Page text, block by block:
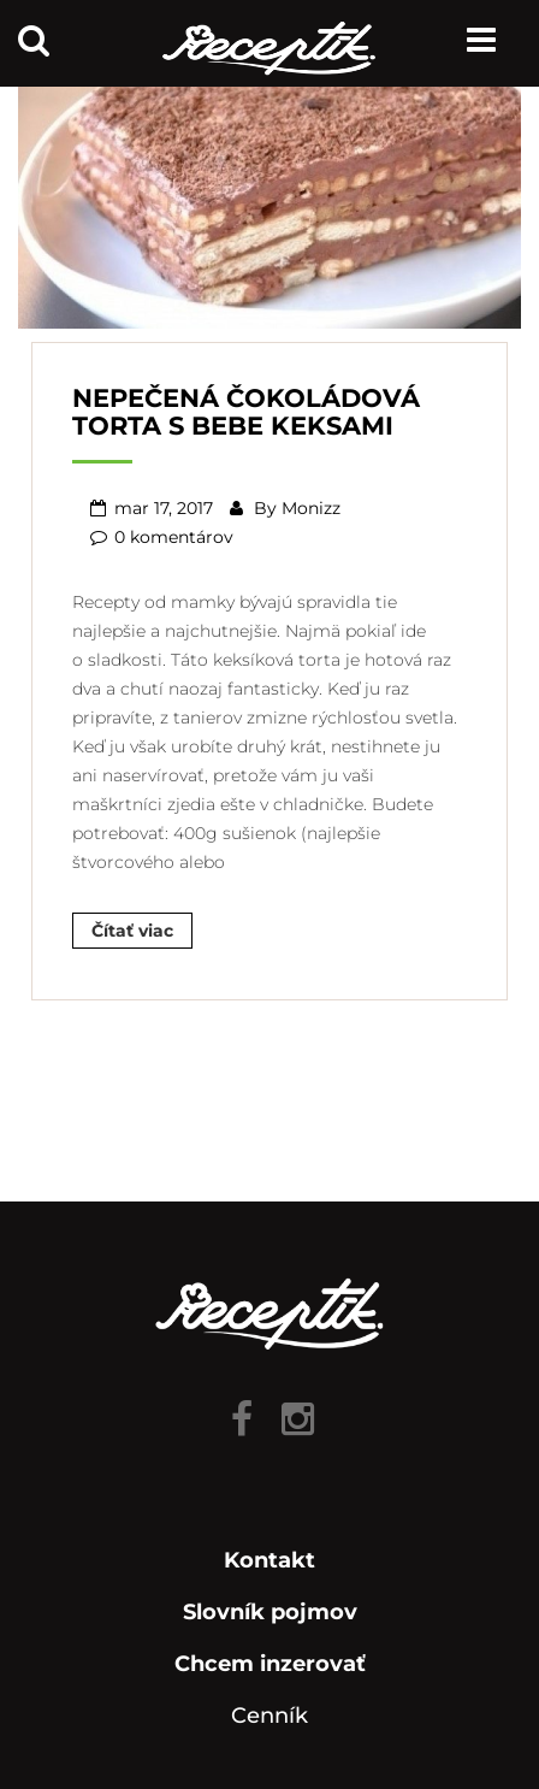
NEPEČENÁ ČOKOLÁDOVÁ
TORTA S BEBE KEKSAMI
mar 17, 2017 By Monizz
0 komentárov
Recepty od mamky bývajú spravidla tie
najlepšie a najchutnejšie. Najmä pokiaľ ide
o sladkosti. Táto keksíková torta je hotová raz
dva a chutí naozaj fantasticky. Keď ju raz
pripravíte, z tanierov zmizne rýchlosťou svetla.
Keď ju však urobíte druhý krát, nestihnete ju
ani naservírovať, pretože vám ju vaši
maškrtníci zjedia ešte v chladničke. Budete
potrebovať: 400g sušienok (najlepšie
štvorcového alebo
Čítať viac
Kontakt
Slovník pojmov
Chcem inzerovať
Cenník